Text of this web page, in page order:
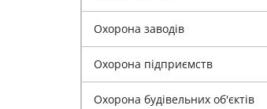
Охорона заводів
Охорона підприємств
Охорона будівельних об'єктів